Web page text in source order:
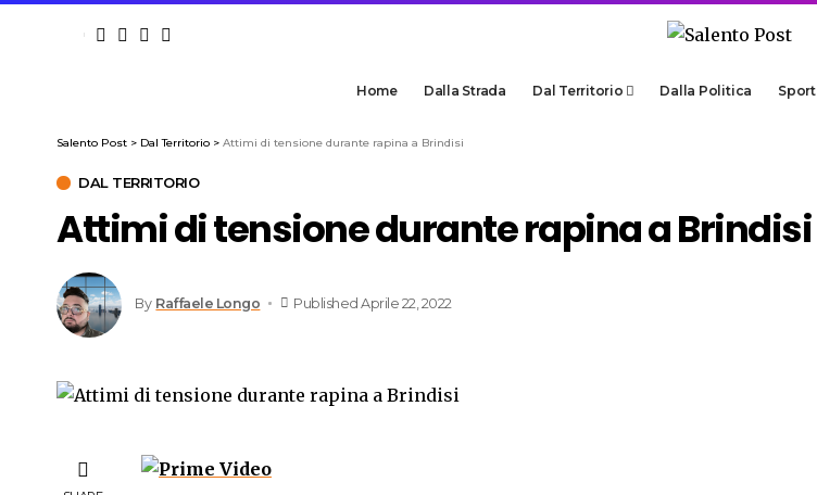
Home Dalla Strada Dal Territorio Dalla Politica Sport
Salento Post > Dal Territorio > Attimi di tensione durante rapina a Brindisi
DAL TERRITORIO
Attimi di tensione durante rapina a Brindisi
By Raffaele Longo Published Aprile 22, 2022